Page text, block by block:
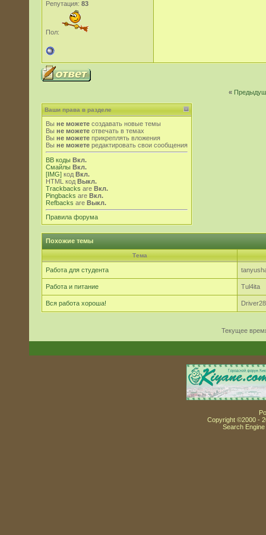
Репутация: 83
Пол:
«
Ваши права в разделе
Вы не можете создавать новые темы
Вы не можете отвечать в темах
Вы не можете прикреплять вложения
Вы не можете редактировать свои сообщения
BB коды Вкл.
Смайлы Вкл.
[IMG] код Вкл.
HTML код Выкл.
Trackbacks are Вкл.
Pingbacks are Вкл.
Refbacks are Выкл.
Правила форума
Похожие темы
Тема
Работа для студента
Работа и питание Tul4ita
Вся работа хороша! Driver28
Текущее
Copyright ©2000 -
Search